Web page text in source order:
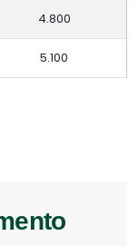
4.800
5.100